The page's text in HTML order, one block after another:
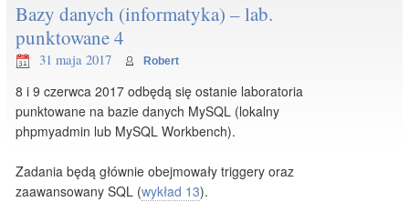
Bazy danych (informatyka) – lab.
punktowane 4
31 maja 2017 Robert
8 i 9 czerwca 2017 odbędą się ostanie laboratoria
punktowane na bazie danych MySQL (lokalny
phpmyadmin lub MySQL Workbench).
Zadania będą głównie obejmowały triggery oraz
zaawansowany SQL (wykład 13).